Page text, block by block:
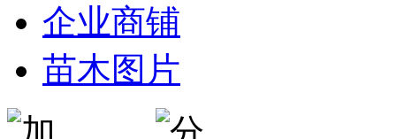
企业商铺
苗木图片